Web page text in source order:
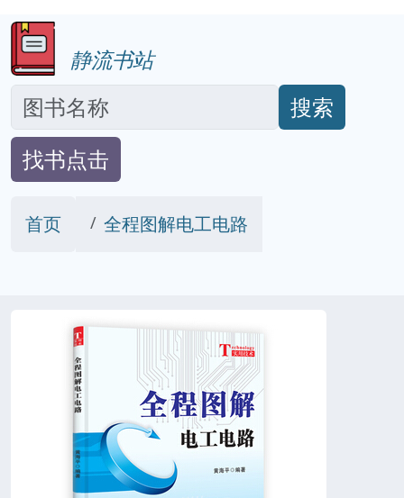
静流书站
搜索
找书点击
首页 全程图解电工电路